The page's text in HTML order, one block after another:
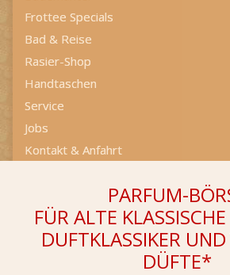
Frottee Specials
Bad & Reise
Rasier-Shop
Handtaschen
Service
Jobs
Kontakt & Anfahrt
PARFUM-
FÜR ALTE
DUFTKLASSIKER
DÜFTE*